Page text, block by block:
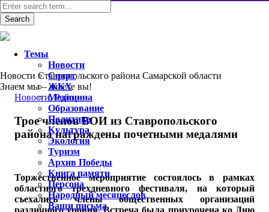
Новости Ставропольского района Самарской области
Знаем мы – знаете вы!
Новости,Район
Трое членов ВОИ из Ставропольского
района награждены почетными медалями
Торжественное мероприятие состоялось в рамках
областного трехдневного фестиваля, на который
съехались члены общественных организаций
Темы
Новости
Спорт
ЖКХ
Медицина
Образование
Политика
Культура
Экология
Туризм
Архив Победы
Книга памяти
Персона
Народный месяцеслов
Ваши письма